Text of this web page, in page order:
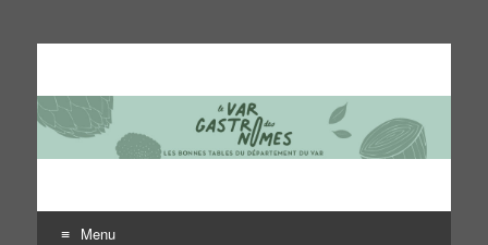
Le Var des gastronomes
Les bonnes tables du département du Var
Menu